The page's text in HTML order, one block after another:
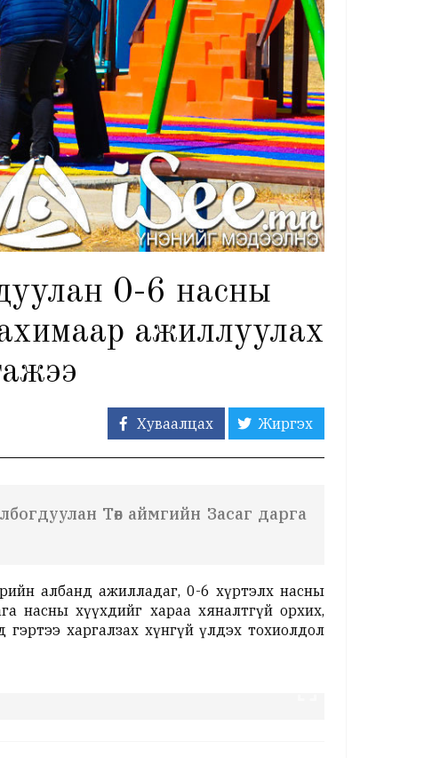
0-6 насны
ажиллуулах
Хуваалцах Жиргэх
Төв аймгийн Засаг дарга
албанд ажилладаг, 0-6 хүртэлх насны
насны хүүхдийг хараа хяналтгүй орхих,
харгалзах хүнгүй үлдэх тохиолдол